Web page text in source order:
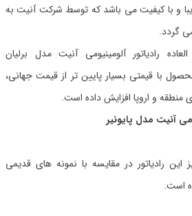
زیبا و با کیفیت می باشد که توسط شرکت آنیت به
گردد.
رادیاتور آلومینیومی آنیت مدل برلیان
با قیمتی بسیار پایین تر از قیمت جهانی،
منطقه و اروپا افزایش داده است.
آنیت مدل پایونیر
رادیاتور در مقایسه با نمونه های قدیمی
است.